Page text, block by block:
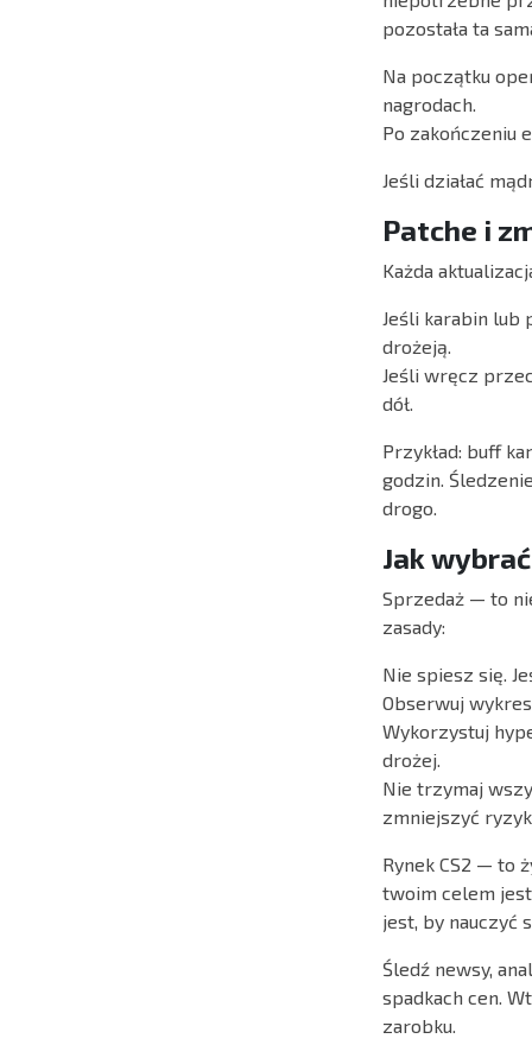
pozostała ta
Na początku
nagrodach.
Po zakończeniu
Jeśli działać
Patche i
Każda
Jeśli karabin lub
drożeją.
Jeśli wręcz
dół.
Przykład: buff
godzin.
drogo.
Jak
Sprzedaż — to
zasady:
Nie spiesz się.
Obserwuj
Wykorzystuj
drożej.
Nie trzymaj
zmniejszyć
Rynek CS2 — to
twoim celem
jest, by nauczyć
Śledź newsy,
spadkach cen.
zarobku.